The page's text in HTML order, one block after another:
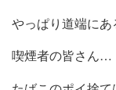
やっぱり道端にあ
喫煙者の皆さん…